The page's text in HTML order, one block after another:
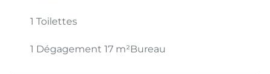
1 Toilettes
1 Dégagement 17 m²Bureau